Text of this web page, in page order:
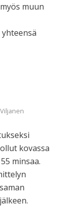
muun
kovassa
minsaa.